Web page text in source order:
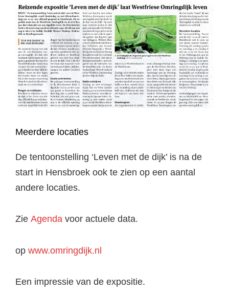
Meerdere locaties
​De tentoonstelling ‘Leven met de dijk’ is na de
start in Hensbroek ook te zien op een aantal
andere locaties.
Zie Agenda voor actuele data.
op www.omringdijk.nl
Een impressie van de expositie.